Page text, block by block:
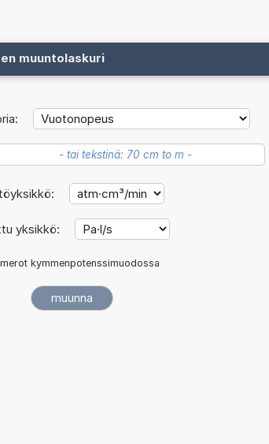
muuntolaskuri
yksikkö:
kymmenpotenssimuodossa